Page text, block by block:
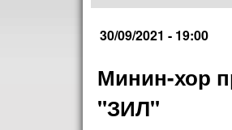
30/09/2021 - 19:00
Минин-хор
"ЗИЛ"